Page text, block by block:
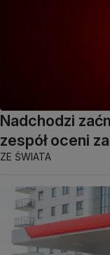
Nadchodzi
zespół oceni
ZE ŚWIATA